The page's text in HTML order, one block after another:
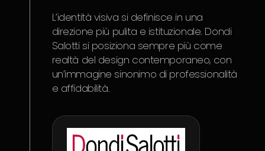
L’identità visiva si definisce in una
direzione più pulita e istituzionale. Dondi
Salotti si posiziona sempre più come
realtà del design contemporaneo, con
un’immagine sinonimo di professionalità
e affidabilità.